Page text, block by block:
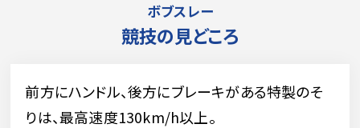
ボブスレー
競技の見どころ
前方にハンドル、後方にブレーキがある特製のそ
りは、最高速度130km/h以上。